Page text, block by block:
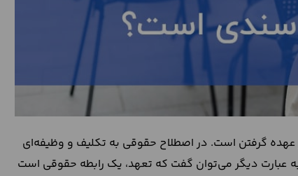
عهده گرفتن است. در اصطلاح حقوقی به تکلیف و وظیفه‌ای
دیگر می‌توان گفت که تعهد، یک رابطه حقوقی است